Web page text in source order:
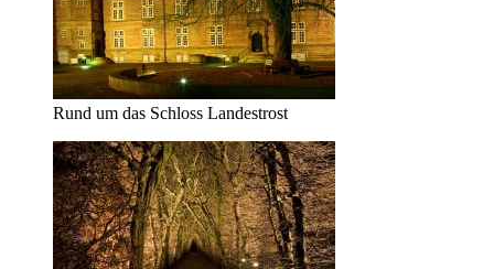
Rund um das Schloss Landestrost